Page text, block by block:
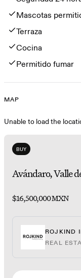
Mascotas
Terraza
Cocina
Permitido fumar
Map
MAP
Unable to load the
BUY
Avándaro, Valle
$16,500,000 MXN
ROJKIND
REAL